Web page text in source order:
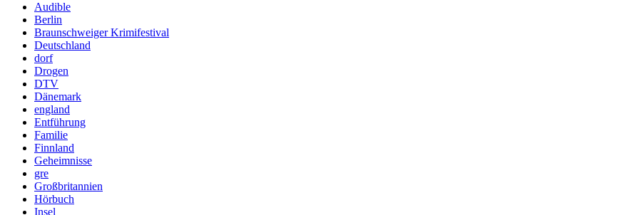
Audible
Berlin
Braunschweiger Krimifestival
Deutschland
dorf
Drogen
DTV
Dänemark
england
Entführung
Familie
Finnland
Geheimnisse
gre
Großbritannien
Hörbuch
Insel